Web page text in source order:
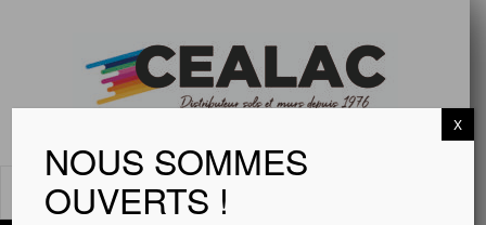
NOUS SOMMES
OUVERTS !
X